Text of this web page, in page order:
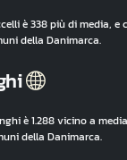
è 338 più di media, e
della Danimarca.
è 1.288 vicino a
della Danimarca.